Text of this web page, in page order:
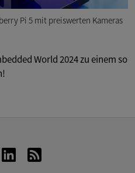
Pi 5 mit preiswerten Kameras
World 2024 zu einem so